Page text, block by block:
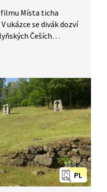
Místa ticha
ukázce se divák dozví
Češích
z dobových záběrů,
a psychiatričky.
školy, je
PL